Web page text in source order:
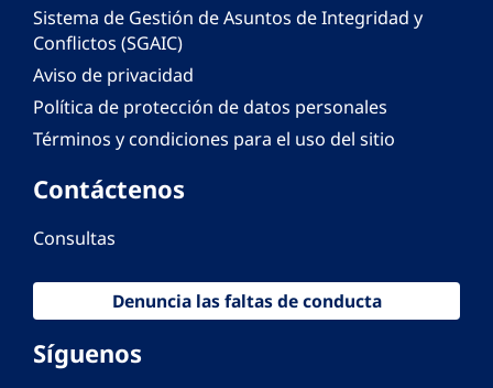
Sistema de Gestión de Asuntos de Integridad y
Conflictos (SGAIC)
Aviso de privacidad
Política de protección de datos personales
Términos y condiciones para el uso del sitio
Contáctenos
Consultas
Denuncia las faltas de conducta
Síguenos